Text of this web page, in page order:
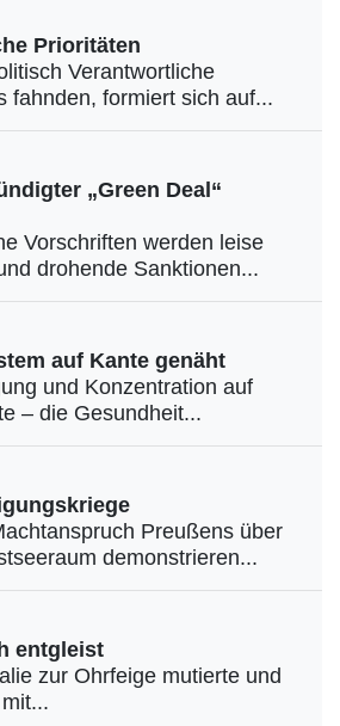
Prioritäten
Verantwortliche
fahnden, formiert sich auf...
„Green Deal“
Vorschriften werden leise
drohende Sanktionen...
auf Kante genäht
und Konzentration auf
– die Gesundheit...
Preußens über
demonstrieren...
entgleist
zur Ohrfeige mutierte und